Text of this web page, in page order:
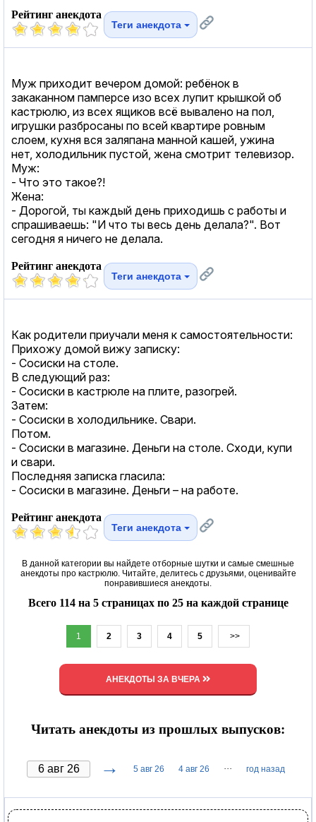
Рейтинг анекдота
Теги анекдота
Муж приходит вечером домой: ребёнок в
закаканном памперсе изо всех лупит крышкой об
кастрюлю, из всех ящиков всё вывалено на пол,
игрушки разбросаны по всей квартире ровным
слоем, кухня вся заляпана манной кашей, ужина
нет, холодильник пустой, жена смотрит телевизор.
Муж:
- Что это такое?!
Жена:
- Дорогой, ты каждый день приходишь с работы и
спрашиваешь: "И что ты весь день делала?". Вот
сегодня я ничего не делала.
Рейтинг анекдота
Теги анекдота
Как родители приучали меня к самостоятельности:
Прихожу домой вижу записку:
- Сосиски на столе.
В следующий раз:
- Сосиски в кастрюле на плите, разогрей.
Затем:
- Сосиски в холодильнике. Свари.
Потом.
- Сосиски в магазине. Деньги на столе. Сходи, купи
и свари.
Последняя записка гласила:
- Сосиски в магазине. Деньги – на работе.
Рейтинг анекдота
Теги анекдота
В данной категории вы найдете отборные шутки и самые смешные
анекдоты про кастрюлю. Читайте, делитесь с друзьями, оценивайте
понравившиеся анекдоты.
Всего 114 на 5 страницах по 25 на каждой странице
1 2 3 4 5 >>
АНЕКДОТЫ ЗА ВЧЕРА
Читать анекдоты из прошлых выпусков:
→ 5 авг 26 4 авг 26 ··· год назад